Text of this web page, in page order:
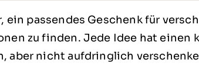
ein passendes Geschenk für
zu finden. Jede Idee hat einen
aber nicht aufdringlich